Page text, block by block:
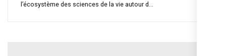
l’écosystème des sciences de la vie autour d...